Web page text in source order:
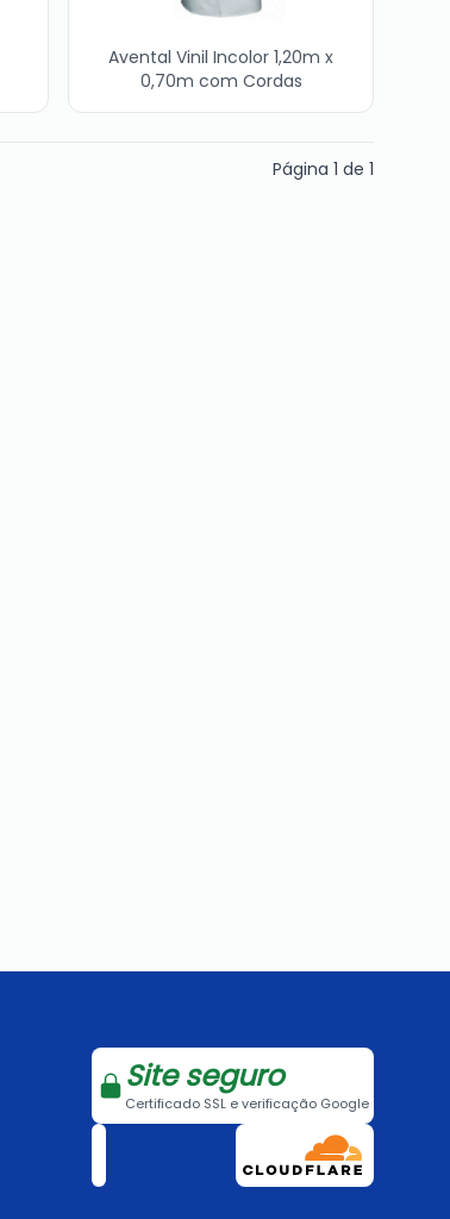
Avental Vinil Incolor 1,20m x
0,70m com Cordas
Página 1 de 1
Site seguro
Certificado SSL e verificação Google